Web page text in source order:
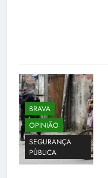
BRAVA
OPINIÃO
SEGURANÇA
PÚBLICA